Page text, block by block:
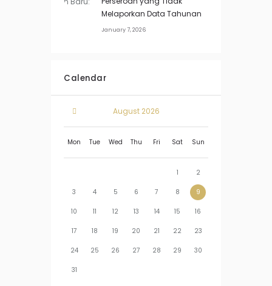
Melaporkan Data Tahunan
January 7, 2026
Calendar
August 2026
Mon Tue Wed Thu Fri Sat Sun
1 2
3 4 5 6 7 8 9
10 11 12 13 14 15 16
17 18 19 20 21 22 23
24 25 26 27 28 29 30
31